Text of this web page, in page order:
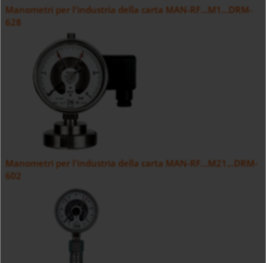
Manometri per l'industria della carta MAN-RF...M1...DRM-
628
Manometri per l'industria della carta MAN-RF...M21...DRM-
602